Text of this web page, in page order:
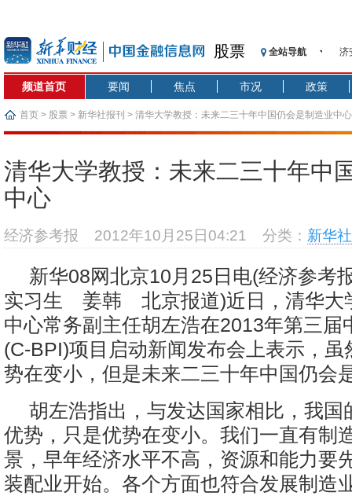
股票 全站导航
济
【
【
济
在
沥
频道首页 要闻 焦点 市况 政策
首页 > 股票 > 新华社报刊 > 清华大学教授：未来二三十年中国仍会是制造业中心
清华大学教授：未来二三十年中
中心
经济参考报 2012年10月25日04:21 分类： 新华
新华08网北京10月25日电(经济参
实习生 姜韩 北京报道)近日，清华大
中心常务副主任胡左浩在2013年第三届
(C-BPI)项目启动新闻发布会上表示，虽
势在变小，但是未来二三十年中国仍会
胡左浩指出，与发达国家相比，我国
优势，只是优势在变小。我们一直有制
景，早年经济水平不高，资源和能力要
装配业开始。各个方面也符合发展制造